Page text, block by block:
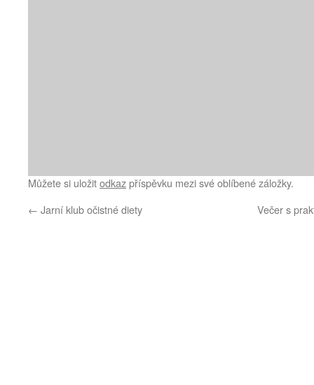
Můžete si uložitodkazpříspěvku mezi své oblíbené záložky.
← Jarní klub očistné diety Večer s